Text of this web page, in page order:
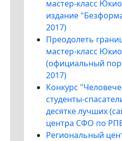
мастер-класс
издание
2017)
Преодолеть
мастер-класс
(официальный
2017)
Конкурс
студенты-
десятке лучших
центра СФО по
Региональный